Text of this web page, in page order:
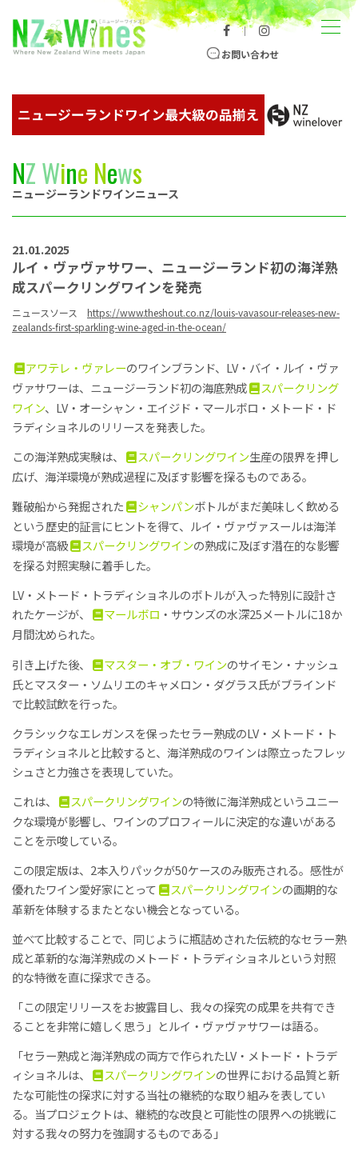
ニュージーランドワイン総合サイト
｜
お問い合わせ
メニュー
NZWine News
ニュージーランドワインニュース
21.01.2025
ルイ・ヴァヴァサワー、ニュージーランド初の海洋熟
成スパークリングワインを発売
ニュースソース https://www.theshout.co.nz/louis-vavasour-releases-new-
zealands-first-sparkling-wine-aged-in-the-ocean/
アワテレ・ヴァレーのワインブランド、LV・バイ・ルイ・ヴァ
ヴァサワーは、ニュージーランド初の海底熟成
スパークリング
ワイン、LV・オーシャン・エイジド・マールボロ・メトード・ド
ラディショネルのリリースを発表した。
この海洋熟成実験は、
スパークリングワイン生産の限界を押し
広げ、海洋環境が熟成過程に及ぼす影響を探るものである。
難破船から発掘された
シャンパンボトルがまだ美味しく飲める
という歴史的証言にヒントを得て、ルイ・ヴァヴァスールは海洋
環境が高級
スパークリングワインの熟成に及ぼす潜在的な影響
を探る対照実験に着手した。
LV・メトード・トラディショネルのボトルが入った特別に設計さ
れたケージが、
マールボロ ・サウンズの水深25メートルに18か
月間沈められた。
引き上げた後、
マスター・オブ・ワインのサイモン・ナッシュ
氏とマスター・ソムリエのキャメロン・ダグラス氏がブラインド
で比較試飲を行った。
クラシックなエレガンスを保ったセラー熟成のLV・メトード・ト
ラディショネルと比較すると、海洋熟成のワインは際立ったフレッ
シュさと力強さを表現していた。
これは、
スパークリングワインの特徴に海洋熟成というユニー
クな環境が影響し、ワインのプロフィールに決定的な違いがある
ことを示唆している。
この限定版は、2本入りパックが50ケースのみ販売される。感性が
優れたワイン愛好家にとって
スパークリングワインの画期的な
革新を体験するまたとない機会となっている。
並べて比較することで、同じように瓶詰めされた伝統的なセラー熟
成と革新的な海洋熟成のメトード・トラディショネルという対照
的な特徴を直に探求できる。
「この限定リリースをお披露目し、我々の探究の成果を共有でき
ることを非常に嬉しく思う」とルイ・ヴァヴァサワーは語る。
「セラー熟成と海洋熟成の両方で作られたLV・メトード・トラデ
ィショネルは、
スパークリングワインの世界における品質と新
たな可能性の探求に対する当社の継続的な取り組みを表してい
る。当プロジェクトは、継続的な改良と可能性の限界への挑戦に
対する我々の努力を強調するものである」